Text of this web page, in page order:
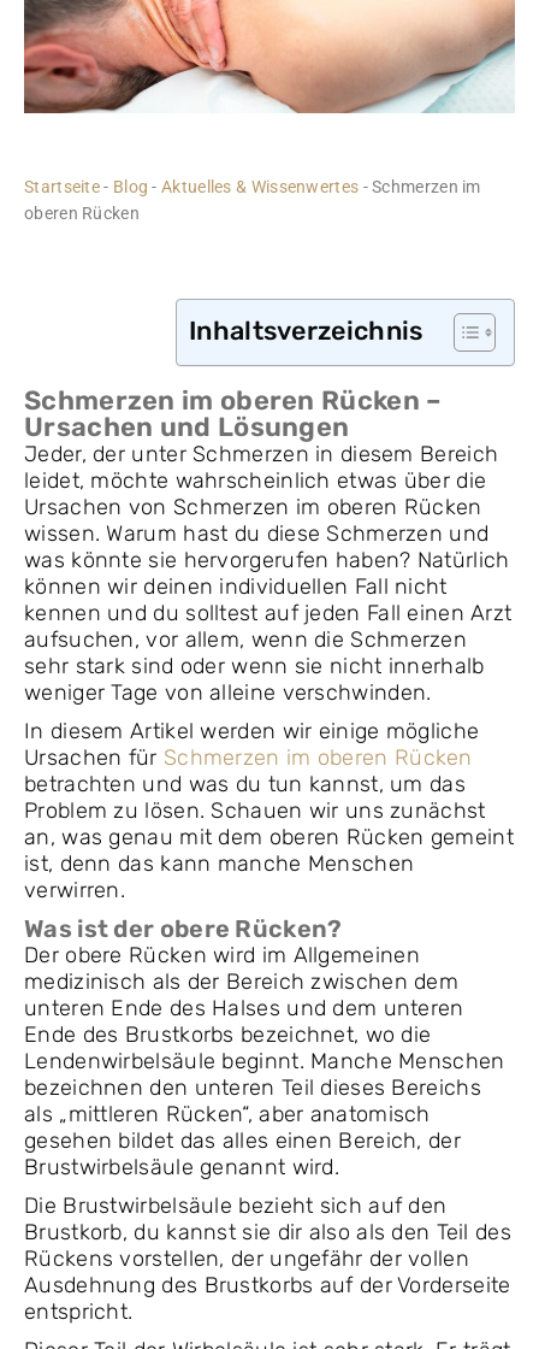
Startseite- Blog -Aktuelles & Wissenwertes -Schmerzen im
oberen Rücken
Inhaltsverzeichnis
Schmerzen im oberen Rücken –
Ursachen und Lösungen
Jeder, der unter Schmerzen in diesem Bereich
leidet, möchte wahrscheinlich etwas über die
Ursachen von Schmerzen im oberen Rücken
wissen. Warum hast du diese Schmerzen und
was könnte sie hervorgerufen haben? Natürlich
können wir deinen individuellen Fall nicht
kennen und du solltest auf jeden Fall einen Arzt
aufsuchen, vor allem, wenn die Schmerzen
sehr stark sind oder wenn sie nicht innerhalb
weniger Tage von alleine verschwinden.
In diesem Artikel werden wir einige mögliche
Ursachen für Schmerzen im oberen Rücken
betrachten und was du tun kannst, um das
Problem zu lösen. Schauen wir uns zunächst
an, was genau mit dem oberen Rücken gemeint
ist, denn das kann manche Menschen
verwirren.
Was ist der obere Rücken?
Der obere Rücken wird im Allgemeinen
medizinisch als der Bereich zwischen dem
unteren Ende des Halses und dem unteren
Ende des Brustkorbs bezeichnet, wo die
Lendenwirbelsäule beginnt. Manche Menschen
bezeichnen den unteren Teil dieses Bereichs
als „mittleren Rücken“, aber anatomisch
gesehen bildet das alles einen Bereich, der
Brustwirbelsäule genannt wird.
Die Brustwirbelsäule bezieht sich auf den
Brustkorb, du kannst sie dir also als den Teil des
Rückens vorstellen, der ungefähr der vollen
Ausdehnung des Brustkorbs auf der Vorderseite
entspricht.